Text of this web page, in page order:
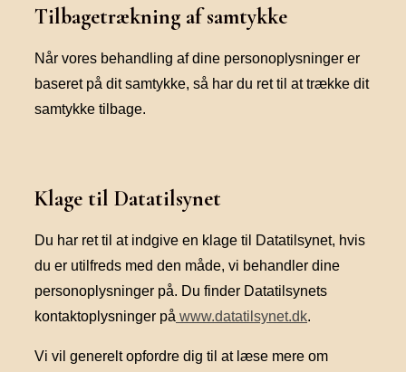
Tilbagetrækning af samtykke
Når vores behandling af dine personoplysninger er
baseret på dit samtykke, så har du ret til at trække dit
samtykke tilbage.
Klage til Datatilsynet
Du har ret til at indgive en klage til Datatilsynet, hvis
du er utilfreds med den måde, vi behandler dine
personoplysninger på. Du finder Datatilsynets
kontaktoplysninger på www.datatilsynet.dk.
Vi vil generelt opfordre dig til at læse mere om